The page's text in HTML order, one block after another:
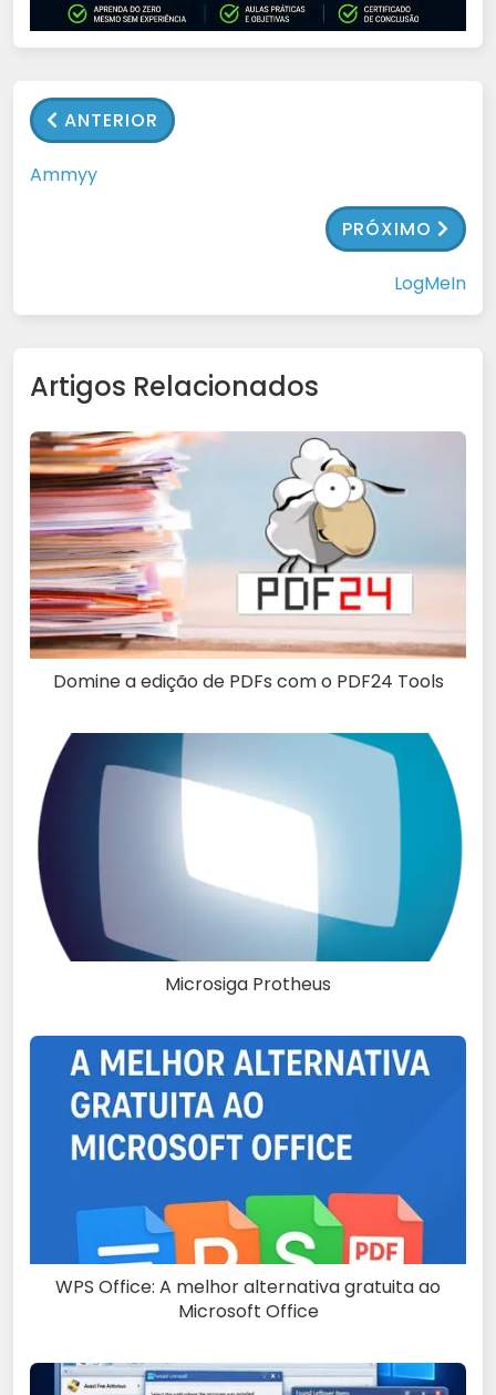
ANTERIOR
Ammyy
PRÓXIMO
LogMeIn
Artigos Relacionados
Domine a edição de PDFs com o PDF24 Tools
Microsiga Protheus
WPS Office: A melhor alternativa gratuita ao
Microsoft Office